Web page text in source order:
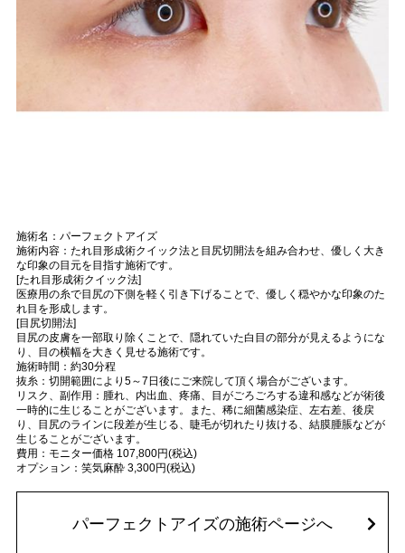
施術名：パーフェクトアイズ
施術内容：たれ目形成術クイック法と目尻切開法を組み合わせ、優しく大き
な印象の目元を目指す施術です。
[たれ目形成術クイック法]
医療用の糸で目尻の下側を軽く引き下げることで、優しく穏やかな印象のた
れ目を形成します。
[目尻切開法]
目尻の皮膚を一部取り除くことで、隠れていた白目の部分が見えるようにな
り、目の横幅を大きく見せる施術です。
施術時間：約30分程
抜糸：切開範囲により5～7日後にご来院して頂く場合がございます。
リスク、副作用：腫れ、内出血、疼痛、目がごろごろする違和感などが術後
一時的に生じることがございます。また、稀に細菌感染症、左右差、後戻
り、目尻のラインに段差が生じる、睫毛が切れたり抜ける、結膜腫脹などが
生じることがございます。
費用：モニター価格 107,800円(税込)
オプション：笑気麻酔 3,300円(税込)
パーフェクトアイズの施術ページへ